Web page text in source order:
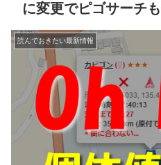
に変更でピゴサーチ
読んでおきたい最新情報